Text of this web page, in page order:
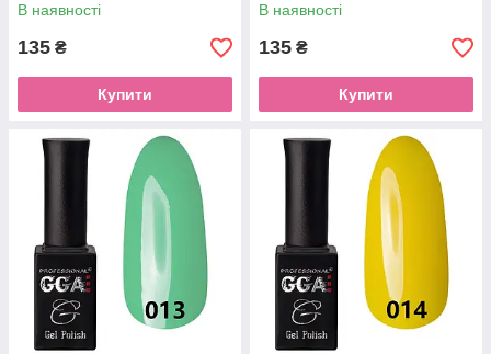
В наявності
135 ₴
Купити
В наявності
135 ₴
Купити